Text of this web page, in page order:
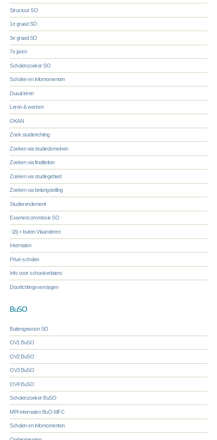
Structuur SO
1e graad SO
3e graad SO
7e jaren
Scholenzoeker SO
Scholen en infomomenten
Duaal leren
Leren & werken
OKAN
Zoek studierichting
Zoeken via studiedomeinen
Zoeken via finaliteiten
Zoeken via studiegebied
Zoeken via belangstelling
Studierendement
Examencommissie SO
-18j + buiten Vlaanderen
Internaten
Privé-scholen
Info voor schoolverlaters
Doorlichtingsverslagen
BuSO
Buitengewoon SO
OV1 BuSO
OV2 BuSO
OV3 BuSO
OV4 BuSO
Scholenzoeker BuSO
MPI-internaten BuO-MFC
Scholen en infomomenten